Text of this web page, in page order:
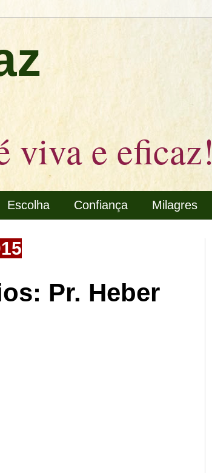
viva e eficaz!
Escolha Confiança Milagres
Pr. Heber